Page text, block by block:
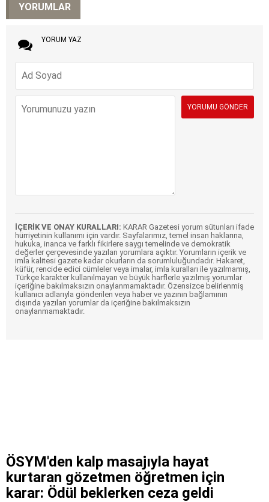
YORUMLAR
YORUM YAZ
İÇERİK VE ONAY KURALLARI: KARAR Gazetesi yorum sütunları ifade
hürriyetinin kullanımı için vardır. Sayfalarımız, temel insan haklarına,
hukuka, inanca ve farklı fikirlere saygı temelinde ve demokratik
değerler çerçevesinde yazılan yorumlara açıktır. Yorumların içerik ve
imla kalitesi gazete kadar okurların da sorumluluğundadır. Hakaret,
küfür, rencide edici cümleler veya imalar, imla kuralları ile yazılmamış,
Türkçe karakter kullanılmayan ve büyük harflerle yazılmış yorumlar
içeriğine bakılmaksızın onaylanmamaktadır. Özensizce belirlenmiş
kullanıcı adlarıyla gönderilen veya haber ve yazının bağlamının
dışında yazılan yorumlar da içeriğine bakılmaksızın
onaylanmamaktadır.
ÖSYM'den kalp masajıyla hayat
kurtaran gözetmen öğretmen için
karar: Ödül beklerken ceza geldi